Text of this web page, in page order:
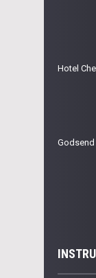
Hotel
Godsend